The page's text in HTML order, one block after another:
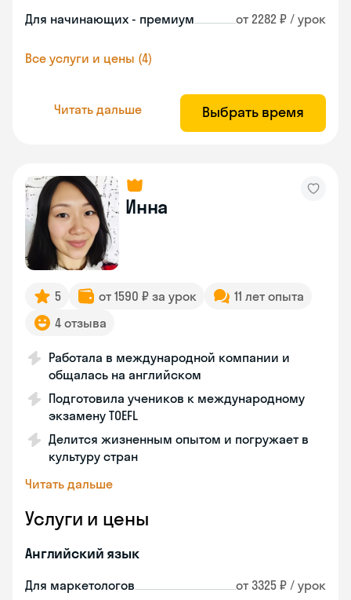
Для начинающих - премиум от 2282 ₽ / урок
Все услуги и цены (4)
Читать дальше Выбрать время
Инна
5 от 1590 ₽ за урок
11 лет опыта
4 отзыва
Работала в международной компании и
общалась на английском
Подготовила учеников к международному
экзамену TOEFL
Делится жизненным опытом и погружает в
культуру стран
Читать дальше
Услуги и цены
Английский язык
Для маркетологов от 3325 ₽ / урок